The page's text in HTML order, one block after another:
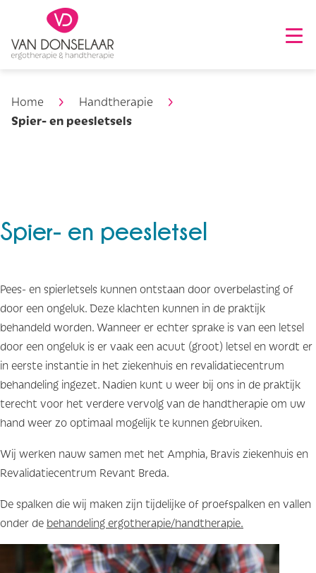
Home Handtherapie
Spier- en peesletsels
Spier- en peesletsel
Pees- en spierletsels kunnen ontstaan door overbelasting of
door een ongeluk. Deze klachten kunnen in de praktijk
behandeld worden. Wanneer er echter sprake is van een letsel
door een ongeluk is er vaak een acuut (groot) letsel en wordt er
in eerste instantie in het ziekenhuis en revalidatiecentrum
behandeling ingezet. Nadien kunt u weer bij ons in de praktijk
terecht voor het verdere vervolg van de handtherapie om uw
hand weer zo optimaal mogelijk te kunnen gebruiken.
Wij werken nauw samen met het Amphia, Bravis ziekenhuis en
Revalidatiecentrum Revant Breda.
De spalken die wij maken zijn tijdelijke of proefspalken en vallen
onder de behandeling ergotherapie/handtherapie.